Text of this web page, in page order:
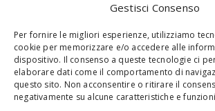
Gestisci Consenso
Per fornire le migliori esperienze, utilizziamo
cookie per memorizzare e/o accedere alle
dispositivo. Il consenso a queste tecnologie ci
elaborare dati come il comportamento di
questo sito. Non acconsentire o ritirare il
negativamente su alcune caratteristiche e
© 2020 Digital Touch Menu. Menu